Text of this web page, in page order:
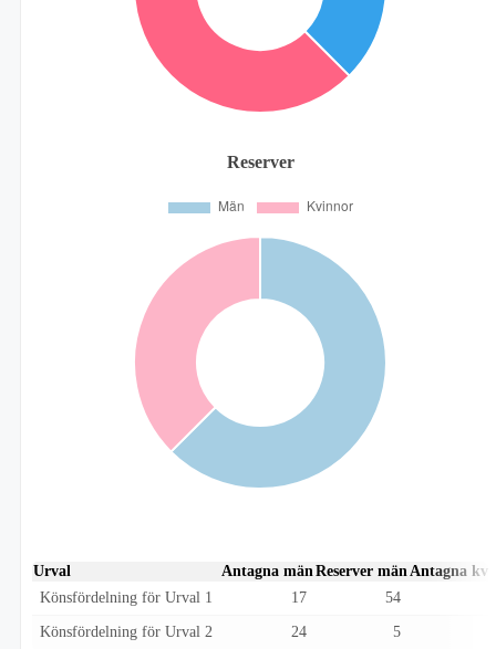
Reserver
Urval Antagna mänReserver mänAntagna
Könsfördelning för Urval 1
17 54
Könsfördelning för Urval 2 24 5